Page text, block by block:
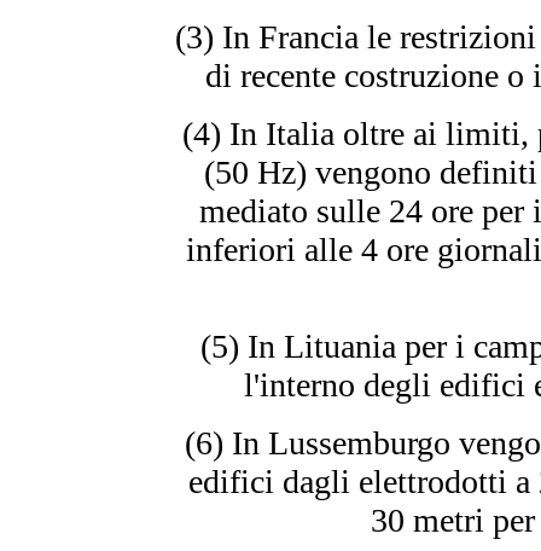
(3) In Francia le
di recente costruzione
(4) In Italia oltre ai limiti,
(50 Hz) vengono
mediato sulle 24 ore
inferiori alle 4 ore
(5) In Lituania per i
l'interno degli edifici
(6) In Lussemburgo
edifici dagli elettrodotti
30 metri